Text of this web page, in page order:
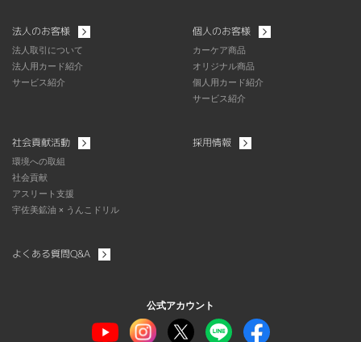
法人のお客様
法人取引について
法人用カード紹介
サービス紹介
個人のお客様
カーケア商品
オリジナル商品
個人用カード紹介
サービス紹介
社会貢献活動
環境への取組
社会貢献
アスリート支援
宇佐美鉱油 × うんこドリル
採用情報
よくある質問Q&A
公式アカウント